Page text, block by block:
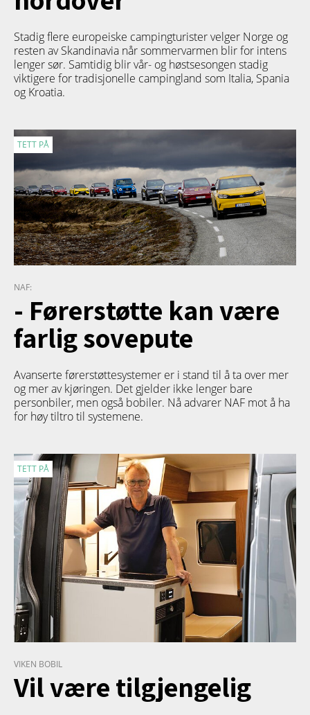
Stadig flere europeiske campingturister velger Norge og
resten av Skandinavia når sommervarmen blir for intens
lenger sør. Samtidig blir vår- og høstsesongen stadig
viktigere for tradisjonelle campingland som Italia, Spania
og Kroatia.
TETT PÅ
NAF:
- Førerstøtte kan være
farlig sovepute
Avanserte førerstøttesystemer er i stand til å ta over mer
og mer av kjøringen. Det gjelder ikke lenger bare
personbiler, men også bobiler. Nå advarer NAF mot å ha
for høy tiltro til systemene.
TETT PÅ
VIKEN BOBIL
Vil være tilgjengelig